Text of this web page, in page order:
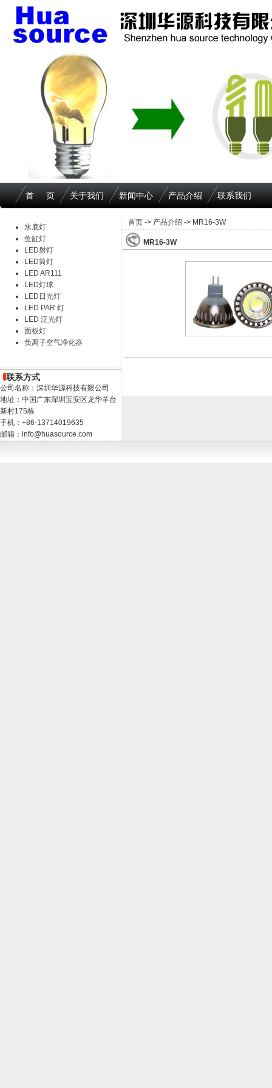
首 页 关于我们 新闻中心 产品介绍 联系我们
水底灯
鱼缸灯
LED射灯
LED筒灯
LED AR111
LED灯球
LED日光灯
LED PAR 灯
LED 泛光灯
面板灯
负离子空气净化器
联系方式
公司名称：深圳华源科技有限公司
地址：中国广东深圳宝安区龙华羊台
新村175栋
手机：+86-13714019635
邮箱：info@huasource.com
首页 -> 产品介绍 -> MR16-3W
MR16-3W